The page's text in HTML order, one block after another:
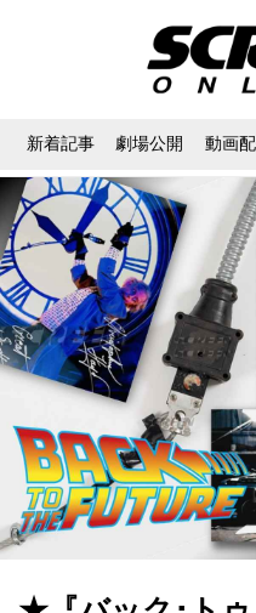
新着記事 劇場公開 動画